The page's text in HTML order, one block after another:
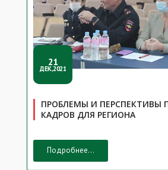
21
ДЕК,2021
ПРОБЛЕМЫ И ПЕРСПЕКТИВЫ
КАДРОВ ДЛЯ РЕГИОНА
Подробнее...